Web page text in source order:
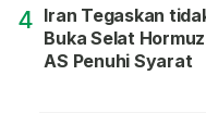
4 Iran Tegaskan
Buka Selat
AS Penuhi Syarat